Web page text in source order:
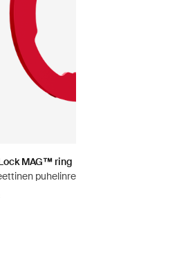
MAG™ ring
puhelinrengas